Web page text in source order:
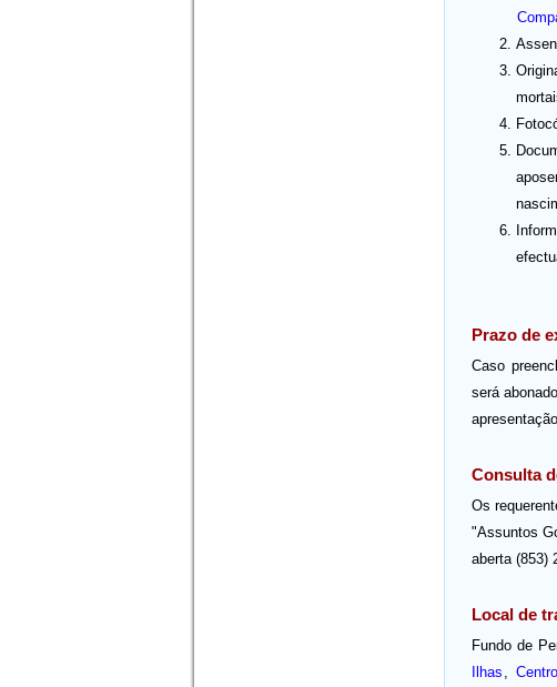
Prazo de
Caso
será
Consulta
Os
"Assuntos
aberta (853)
Local de
Fundo de
Ilhas ,